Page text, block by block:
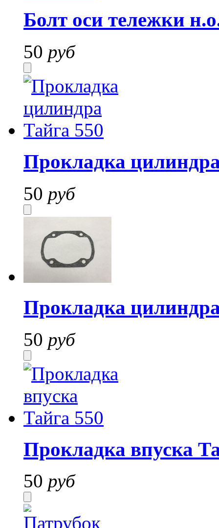
Болт оси тележки
50 руб
Прокладка
50 руб
Прокладка
50 руб
Прокладка впуска
50 руб